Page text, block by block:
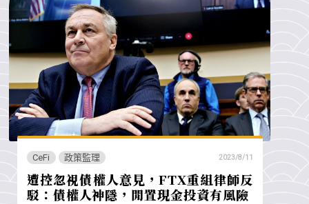
CeFi 政策監理 2023/8/11
遭控忽視債權人意見，FTX重組律師反
駁：債權人神隱，閒置現金投資有風險